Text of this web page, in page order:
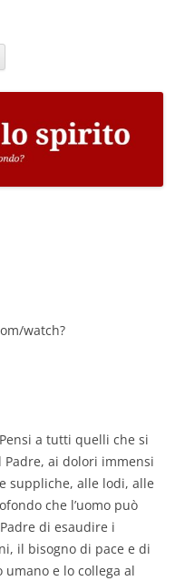
watch?
Pensi a tutti quelli che si
ai dolori immensi
suppliche, alle lodi, alle
che l’uomo può
di esaudire i
il bisogno di pace e di
umano e lo collega al